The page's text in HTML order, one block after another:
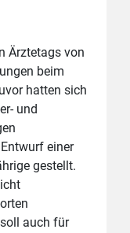
Ärztetags von
beim
hatten sich
und
einer
gestellt.
auch für